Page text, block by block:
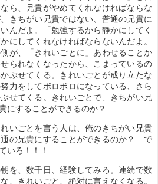
ら、兄貴がやめてくれなければならな
きちがい兄貴ではない、普通の兄貴に
んだよ。「勉強するから静かにしてく
にしてくれなければならないんだよ。
が、「きれいごとに」あわせることか
られなくなったから、こまっているの
ぶせてくる。きれいごとが成り立たな
力をしてボロボロになっている、さら
せてくる。きれいごとで、きちがい兄
にすることができるのか？
いごとを言う人は、俺のきちがい兄貴
の兄貴にすることができるのか？ で
いろ！！！
を、数千日、経験してみろ。連続で数
、きれいごと、絶対に言えなくなる。